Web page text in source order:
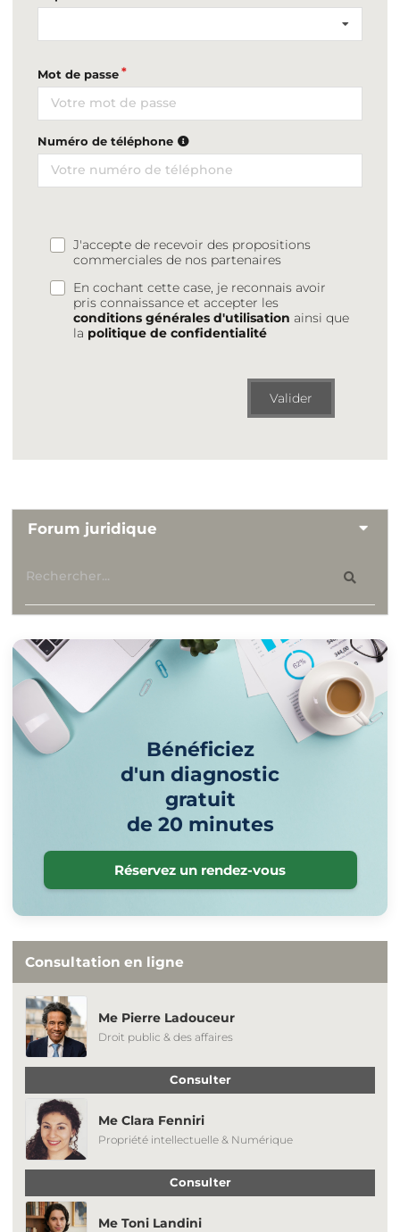
Mot de passe
Numéro de téléphone
J'accepte de recevoir des propositions
commerciales de nos partenaires
En cochant cette case, je reconnais avoir
pris connaissance et accepter les
conditions générales d'utilisation ainsi que
la politique de confidentialité
Valider
Forum juridique
Bénéficiez
d'un diagnostic
gratuit
de 20 minutes
Réservez un rendez-vous
Consultation en ligne
Me Pierre Ladouceur
Droit public & des affaires
Consulter
Me Clara Fenniri
Propriété intellectuelle & Numérique
Consulter
Me Toni Landini